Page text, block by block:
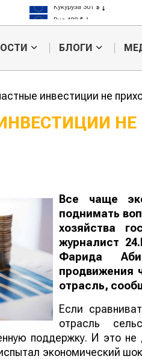
Кукуруза 301 $
Рис 408 $
БЛОГИ
инвестиции не
НЕ
Все чаще
поднимать
хозяйства
журналист
Фарида
продвижения
отрасль,
Если
отрасль
поддержку. И это
экономический